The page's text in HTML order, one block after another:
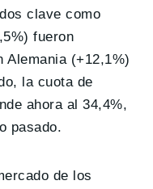
clave como
fueron
Alemania (+12,1%)
la cuota de
ahora al 34,4%,
pasado.
de los